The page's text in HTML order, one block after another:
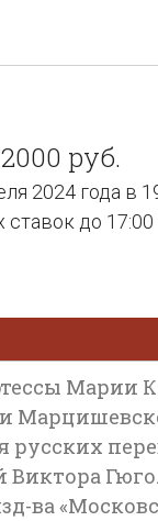
руб.
2024 года в
до 17:00
Марии
русских
Виктора
ва